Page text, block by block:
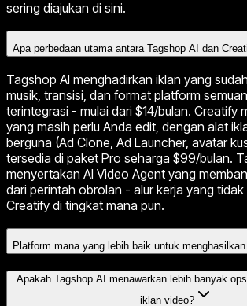
sering diajukan di sini.
Apa perbedaan utama antara Tagshop AI dan
Tagshop AI menghadirkan iklan yang
musik, transisi, dan format platform
terintegrasi - mulai dari $14/bulan. Creatify
yang masih perlu Anda edit, dengan alat
berguna (Ad Clone, Ad Launcher, avatar
tersedia di paket Pro seharga $99/bulan.
menyertakan AI Video Agent yang
dari perintah obrolan - alur kerja yang
Creatify di tingkat mana pun.
Platform mana yang lebih baik untuk
Apakah Tagshop AI menawarkan lebih banyak
iklan video?